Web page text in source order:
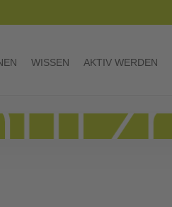
WISSEN AKTIV WERDEN